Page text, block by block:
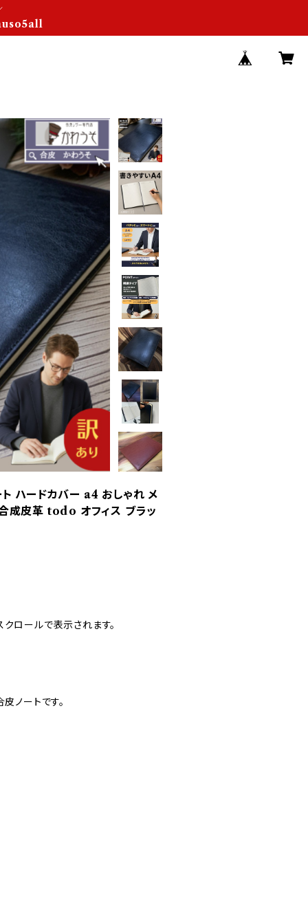
ト ハードカバー a4 おしゃれ メ
成皮革 todo オフィス ブラッ
ロールで表示されます。
ノートです。